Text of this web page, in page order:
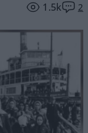
1.5k 2